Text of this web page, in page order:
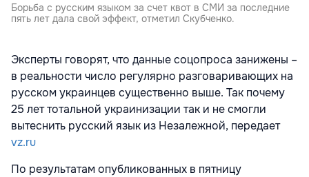
Борьба с русским языком за счет квот в СМИ за последние
пять лет дала свой эффект, отметил Скубченко.
Эксперты говорят, что данные соцопроса занижены –
в реальности число регулярно разговаривающих на
русском украинцев существенно выше. Так почему
25 лет тотальной украинизации так и не смогли
вытеснить русский язык из Незалежной, передает
vz.ru
По результатам опубликованных в пятницу